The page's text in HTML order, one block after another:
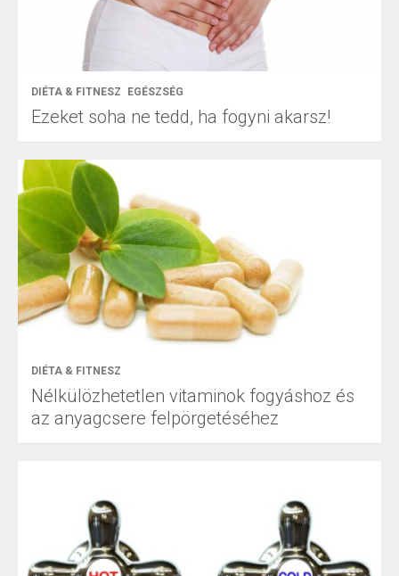
DIÉTA & FITNESZ EGÉSZSÉG
Ezeket soha ne tedd, ha fogyni akarsz!
DIÉTA & FITNESZ
Nélkülözhetetlen vitaminok fogyáshoz és
az anyagcsere felpörgetéséhez